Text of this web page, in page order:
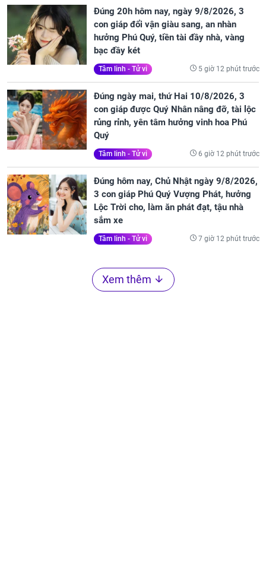
Đúng 20h hôm nay, ngày 9/8/2026, 3
con giáp đổi vận giàu sang, an nhàn
hưởng Phú Quý, tiền tài đầy nhà, vàng
bạc đầy két
Tâm linh - Tử vi 5 giờ 12 phút trước
Đúng ngày mai, thứ Hai 10/8/2026, 3
con giáp được Quý Nhân nâng đỡ, tài lộc
rủng rỉnh, yên tâm hưởng vinh hoa Phú
Quý
Tâm linh - Tử vi 6 giờ 12 phút trước
Đúng hôm nay, Chủ Nhật ngày 9/8/2026,
3 con giáp Phú Quý Vượng Phát, hưởng
Lộc Trời cho, làm ăn phát đạt, tậu nhà
sắm xe
Tâm linh - Tử vi 7 giờ 12 phút trước
Xem thêm